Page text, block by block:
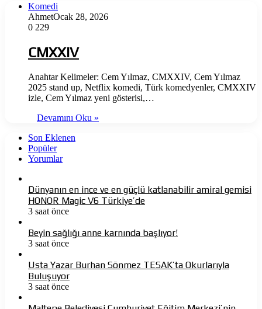
Komedi
AhmetOcak 28, 2026
0 229
CMXXIV
Anahtar Kelimeler: Cem Yılmaz, CMXXIV, Cem Yılmaz
2025 stand up, Netflix komedi, Türk komedyenler, CMXXIV
izle, Cem Yılmaz yeni gösterisi,…
Devamını Oku »
Son Eklenen
Popüler
Yorumlar
Dünyanın en ince ve en güçlü katlanabilir amiral gemisi
HONOR Magic V6 Türkiye’de
3 saat önce
Beyin sağlığı anne karnında başlıyor!
3 saat önce
Usta Yazar Burhan Sönmez TESAK’ta Okurlarıyla
Buluşuyor
3 saat önce